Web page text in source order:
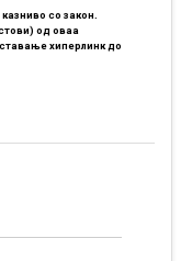
со закон.
од оваа
хиперлинк до